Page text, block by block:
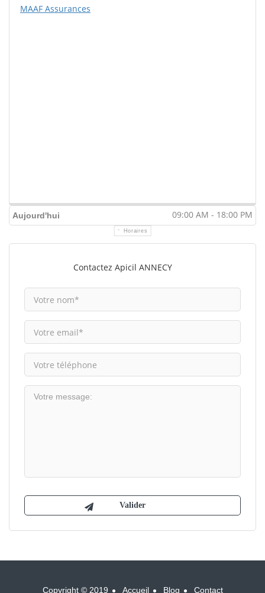
MAAF Assurances
Aujourd'hui 09:00 AM - 18:00 PM
Horaires
Contactez Apicil ANNECY
Copyright © 2019 Accueil Blog Contact